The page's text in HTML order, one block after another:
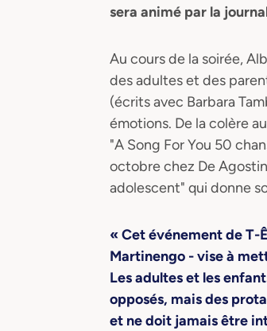
sera animé par la
Au cours de la soirée,
des adultes et des
(écrits avec Barbara
émotions. De la colère
"A Song For You 50
octobre chez De
adolescent" qui donne
« Cet événement de T-
Martinengo - vise à
Les adultes et les
opposés, mais des
et ne doit jamais être